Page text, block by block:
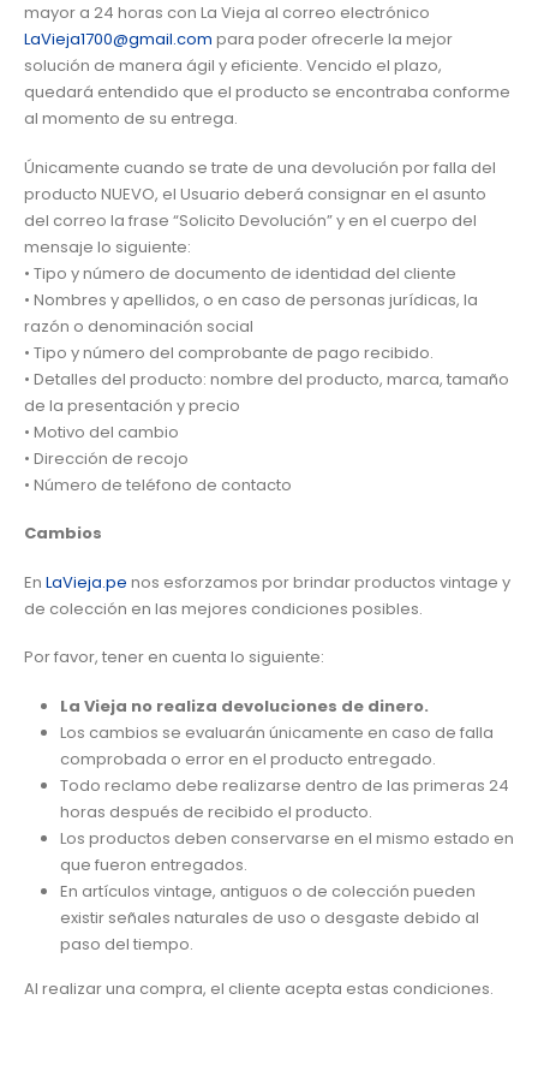
mayor a 24 horas con La Vieja al correo electrónico
LaVieja1700@gmail.com para poder ofrecerle la mejor
solución de manera ágil y eficiente. Vencido el plazo,
quedará entendido que el producto se encontraba conforme
al momento de su entrega.
Únicamente cuando se trate de una devolución por falla del
producto NUEVO, el Usuario deberá consignar en el asunto
del correo la frase “Solicito Devolución” y en el cuerpo del
mensaje lo siguiente:
• Tipo y número de documento de identidad del cliente
• Nombres y apellidos, o en caso de personas jurídicas, la
razón o denominación social
• Tipo y número del comprobante de pago recibido.
• Detalles del producto: nombre del producto, marca, tamaño
de la presentación y precio
• Motivo del cambio
• Dirección de recojo
• Número de teléfono de contacto
Cambios
En LaVieja.pe nos esforzamos por brindar productos vintage y
de colección en las mejores condiciones posibles.
Por favor, tener en cuenta lo siguiente:
La Vieja no realiza devoluciones de dinero.
Los cambios se evaluarán únicamente en caso de falla
comprobada o error en el producto entregado.
Todo reclamo debe realizarse dentro de las primeras 24
horas después de recibido el producto.
Los productos deben conservarse en el mismo estado en
que fueron entregados.
En artículos vintage, antiguos o de colección pueden
existir señales naturales de uso o desgaste debido al
paso del tiempo.
Al realizar una compra, el cliente acepta estas condiciones.